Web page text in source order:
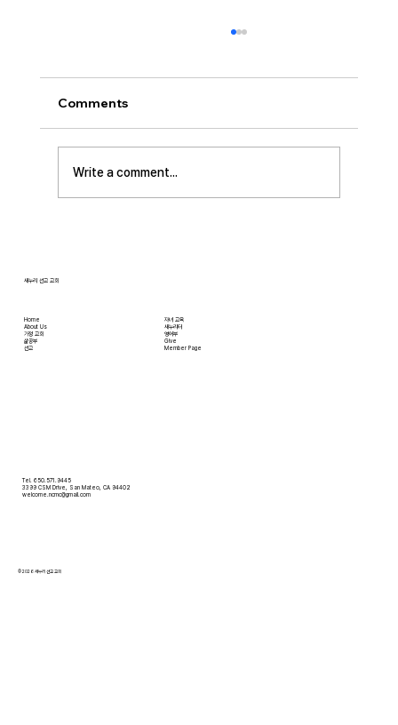
• 성만찬 오늘 예배중에 있습니다. 준비해 주신
부장님께 감사드립니다. • 북가주 남침례교 한인
교회 협의회 모임 8월 11일 화요일 오전 11시에
저희 교회에서 호스트 합니다. 목회자 40여명 식
사 준비를 돕고자 하시는 분들은 정경애 권사님
Comments
Write a comment...
Home
About Us
​가정 교회
​삶공부
​선교
자녀 교육
새누리터
영어부
Give
Member Page
Tel. 650.571.9445
3399 CSM Drive, San Mateo, CA 94402
welcome.ncmc@gmail.com
© 2026 새누리 선교 교회
새누리 선교 교회